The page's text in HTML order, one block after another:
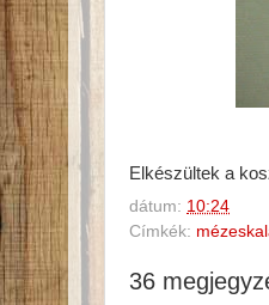
Elkészültek a
dátum: 10:24
Címkék:
36